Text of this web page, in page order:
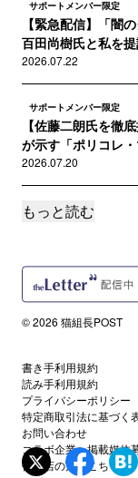
サポートメンバー限定
【緊急配信】「闇
百田尚樹氏と私を
2026.07.22
サポートメンバー限定
【佐藤二朗氏を徹
が示す「ポリコレ
2026.07.20
サポートメンバー限定
2026.07.12
木原事件に新展開
2026.07.07
読者限定
【特別配信】菊竹
スク建設反対運動の
2026.07.01
もっと読む
© 2026 猫組長POST
書き手利用規約
読み手利用規約
プライバシーポリシー
特定商取引法に基づく
お問い合わせ
コラボ企業・掲載媒体
代理店の方はこちら